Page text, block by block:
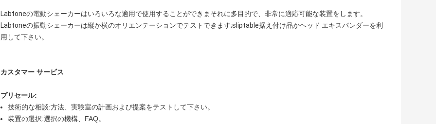
Labtoneの電動シェーカーはいろいろな適用で使用することができまそれに多目的で、非常に適応可能な装置をします。
Labtoneの振動シェーカーは縦か横のオリエンテーションでテストできます;sliptable据え付け品かヘッド エキスパンダーを利
用して下さい。
カスタマー サービス
プリセール:
技術的な相談:方法、実験室の計画および提案をテストして下さい。
装置の選択:選択の機構、FAQ。